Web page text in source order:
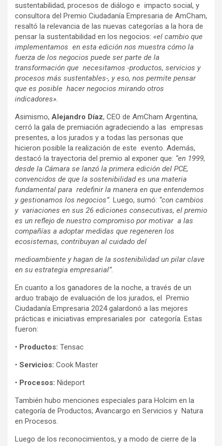
sustentabilidad, procesos de diálogo e impacto social, y
consultora del Premio Ciudadanía Empresaria de AmCham,
resaltó la relevancia de las nuevas categorías a la hora de
pensar la sustentabilidad en los negocios: «el cambio que
implementamos en esta edición nos muestra cómo la
fuerza de los negocios puede ser parte de la
transformación que necesitamos -productos, servicios y
procesos más sustentables-, y eso, nos permite pensar
que es posible hacer negocios mirando otros
indicadores».
Asimismo, Alejandro Díaz, CEO de AmCham Argentina,
cerró la gala de premiación agradeciendo a las empresas
presentes, a los jurados y a todas las personas que
hicieron posible la realización de este evento. Además,
destacó la trayectoria del premio al exponer que: “en 1999,
desde la Cámara se lanzó la primera edición del PCE,
convencidos de que la sostenibilidad es una materia
fundamental para redefinir la manera en que entendemos
y gestionamos los negocios”. Luego, sumó: “con cambios
y variaciones en sus 26 ediciones consecutivas, el premio
es un reflejo de nuestro compromiso por motivar a las
compañías a adoptar medidas que regeneren los
ecosistemas, contribuyan al cuidado del
medioambiente y hagan de la sostenibilidad un pilar clave
en su estrategia empresarial”.
En cuanto a los ganadores de la noche, a través de un
arduo trabajo de evaluación de los jurados, el Premio
Ciudadanía Empresaria 2024 galardonó a las mejores
prácticas e iniciativas empresariales por categoría. Estas
fueron:
• Productos: Tensac
• Servicios: Cook Master
• Procesos: Nideport
También hubo menciones especiales para Holcim en la
categoría de Productos; Avancargo en Servicios y Natura
en Procesos.
Luego de los reconocimientos, y a modo de cierre de la